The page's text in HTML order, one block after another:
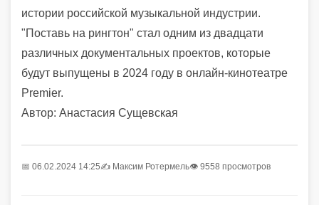
истории российской музыкальной индустрии.
"Поставь на рингтон" стал одним из двадцати
различных документальных проектов, которые
будут выпущены в 2024 году в онлайн-кинотеатре
Premier.
Автор: Анастасия Сущевская
📅 06.02.2024 14:25✍️ Максим Ротермель👁 9558 просмотров